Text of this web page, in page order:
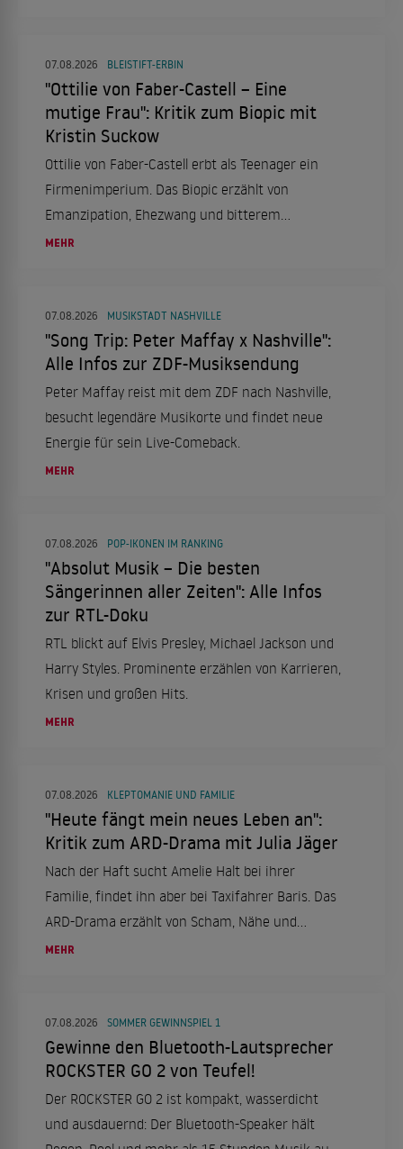
07.08.2026 BLEISTIFT-ERBIN
"Ottilie von Faber-Castell – Eine
mutige Frau": Kritik zum Biopic mit
Kristin Suckow
Ottilie von Faber-Castell erbt als Teenager ein
Firmenimperium. Das Biopic erzählt von
Emanzipation, Ehezwang und bitterem
Scheitern.
MEHR
07.08.2026 MUSIKSTADT NASHVILLE
"Song Trip: Peter Maffay x Nashville":
Alle Infos zur ZDF-Musiksendung
Peter Maffay reist mit dem ZDF nach Nashville,
besucht legendäre Musikorte und findet neue
Energie für sein Live-Comeback.
MEHR
07.08.2026 POP-IKONEN IM RANKING
"Absolut Musik – Die besten
Sängerinnen aller Zeiten": Alle Infos
zur RTL-Doku
RTL blickt auf Elvis Presley, Michael Jackson und
Harry Styles. Prominente erzählen von Karrieren,
Krisen und großen Hits.
MEHR
07.08.2026 KLEPTOMANIE UND FAMILIE
"Heute fängt mein neues Leben an":
Kritik zum ARD-Drama mit Julia Jäger
Nach der Haft sucht Amelie Halt bei ihrer
Familie, findet ihn aber bei Taxifahrer Baris. Das
ARD-Drama erzählt von Scham, Nähe und
Neuanfang.
MEHR
07.08.2026 SOMMER GEWINNSPIEL 1
Gewinne den Bluetooth-Lautsprecher
ROCKSTER GO 2 von Teufel!
Der ROCKSTER GO 2 ist kompakt, wasserdicht
und ausdauernd: Der Bluetooth-Speaker hält